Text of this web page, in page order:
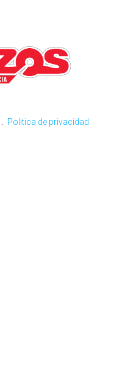
Politica de privacidad